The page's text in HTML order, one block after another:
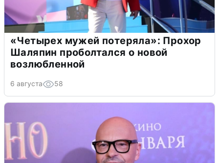
«Четырех мужей потеряла»: Прохор
Шаляпин проболтался о новой
возлюбленной
6 августа 58